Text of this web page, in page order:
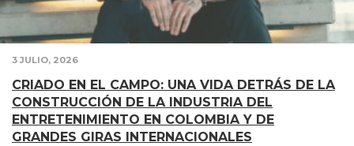
3 JULIO, 2026
CRIADO EN EL CAMPO: UNA VIDA DETRÁS DE LA
CONSTRUCCIÓN DE LA INDUSTRIA DEL
ENTRETENIMIENTO EN COLOMBIA Y DE
GRANDES GIRAS INTERNACIONALES